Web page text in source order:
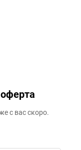
с вас скоро.